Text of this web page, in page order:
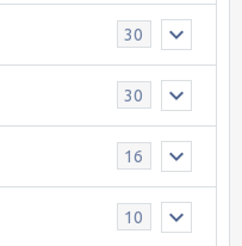
30
30
16
10